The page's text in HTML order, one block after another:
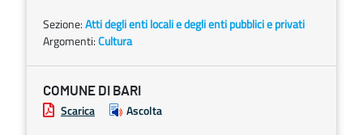
Sezione:Atti degli enti locali e degli enti pubblici e privati
Argomenti:Cultura
COMUNE DI BARI
Scarica Ascolta